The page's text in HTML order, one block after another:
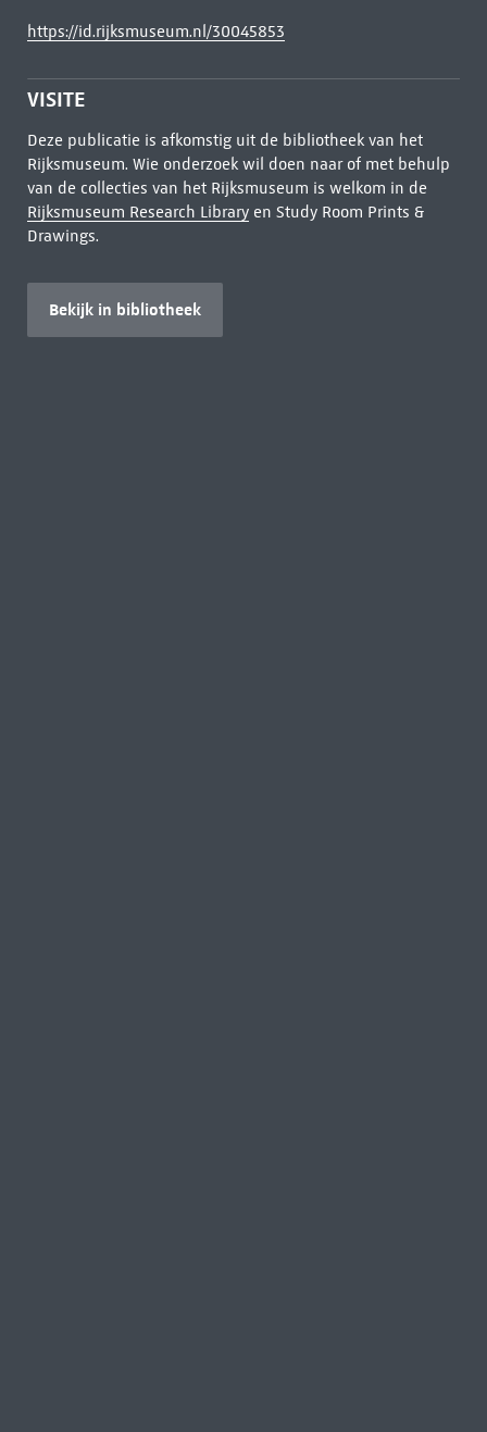
https://id.rijksmuseum.nl/30045853
VISITE
Deze publicatie is afkomstig uit de bibliotheek van het
Rijksmuseum. Wie onderzoek wil doen naar of met behulp
van de collecties van het Rijksmuseum is welkom in de
Rijksmuseum Research Libraryen Study Room Prints &
Drawings.
Bekijk in bibliotheek